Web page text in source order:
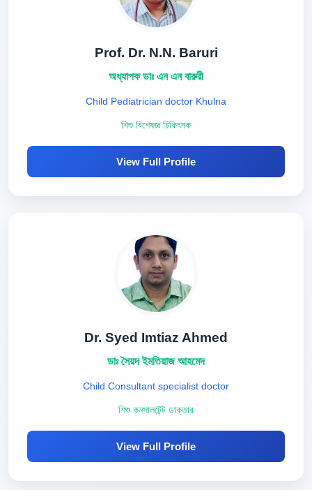
Prof. Dr. N.N. Baruri
অধ্যাপক ডাঃ এন এন বারুরী
Child Pediatrician doctor Khulna
শিশু বিশেষজ্ঞ চিকিৎসক
View Full Profile
Dr. Syed Imtiaz Ahmed
ডাঃ সৈয়দ ইমতিয়াজ আহমেদ
Child Consultant specialist doctor
শিশু কনসালটেন্ট ডাক্তার
View Full Profile